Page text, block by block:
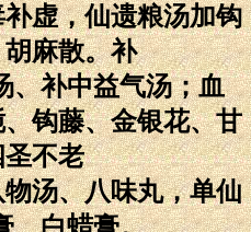
虚，仙遗粮汤加钩
麻散。补
、补中益气汤；血
钩藤、金银花、甘
不老
汤、八味丸，单仙